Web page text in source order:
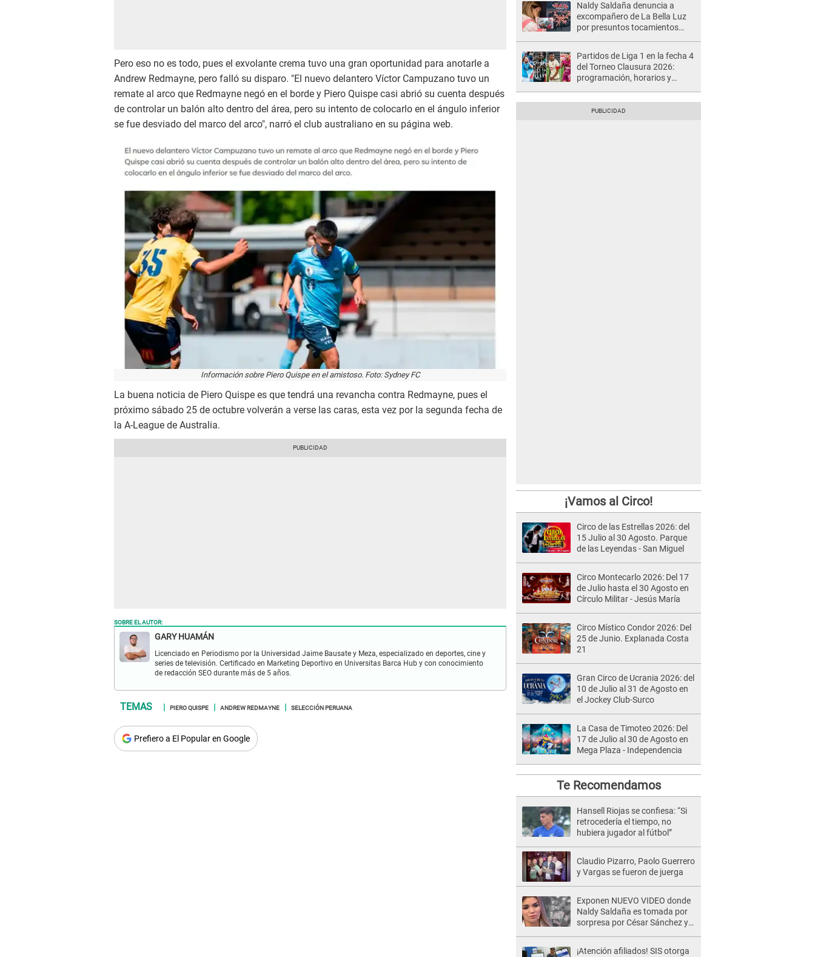
Pero eso no es todo, pues el exvolante crema tuvo una gran oportunidad para anotarle a
Andrew Redmayne, pero falló su disparo. "El nuevo delantero Víctor Campuzano tuvo un
remate al arco que Redmayne negó en el borde y Piero Quispe casi abrió su cuenta después
de controlar un balón alto dentro del área, pero su intento de colocarlo en el ángulo inferior
se fue desviado del marco del arco", narró el club australiano en su página web.
Información sobre Piero Quispe en el amistoso. Foto: Sydney FC
La buena noticia de Piero Quispe es que tendrá una revancha contra Redmayne, pues el
próximo sábado 25 de octubre volverán a verse las caras, esta vez por la segunda fecha de
la A-League de Australia.
SOBRE EL AUTOR:
GARY HUAMÁN
Licenciado en Periodismo por la Universidad Jaime Bausate y Meza, especializado en deportes, cine y
series de televisión. Certificado en Marketing Deportivo en Universitas Barca Hub y con conocimiento
de redacción SEO durante más de 5 años.
PIERO QUISPE ANDREW REDMAYNE SELECCIÓN PERUANA
Prefiero a El Popular en Google
Naldy Saldaña denuncia a
excompañero de La Bella Luz
por presuntos tocamientos
Partidos de Liga 1 en la fecha 4
del Torneo Clausura 2026:
programación, horarios y
¡Vamos al Circo!
Circo de las Estrellas 2026: del
15 Julio al 30 Agosto. Parque
de las Leyendas - San Miguel
Circo Montecarlo 2026: Del 17
de Julio hasta el 30 Agosto en
Círculo Militar - Jesús María
Circo Místico Condor 2026: Del
25 de Junio. Explanada Costa
21
Gran Circo de Ucrania 2026: del
10 de Julio al 31 de Agosto en
el Jockey Club-Surco
La Casa de Timoteo 2026: Del
17 de Julio al 30 de Agosto en
Mega Plaza - Independencia
Te Recomendamos
Hansell Riojas se confiesa: “Si
retrocedería el tiempo, no
hubiera jugador al fútbol”
Claudio Pizarro, Paolo Guerrero
y Vargas se fueron de juerga
Exponen NUEVO VIDEO donde
Naldy Saldaña es tomada por
sorpresa por César Sánchez y
¡Atención afiliados! SIS otorga